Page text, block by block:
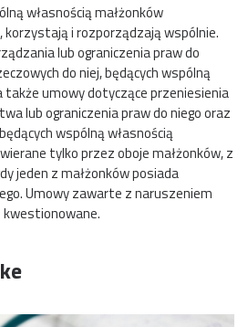
własnością małżonków
korzystają i rozporządzają wspólnie.
lub ograniczenia praw do
do niej, będących wspólną
także umowy dotyczące przeniesienia
lub ograniczenia praw do niego oraz
wspólną własnością
tylko przez oboje małżonków, z
jeden z małżonków posiada
Umowy zawarte z naruszeniem
kwestionowane.